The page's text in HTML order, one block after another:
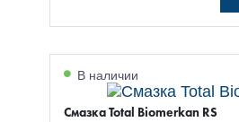
В наличии
Смазка Total Biomerkan RS